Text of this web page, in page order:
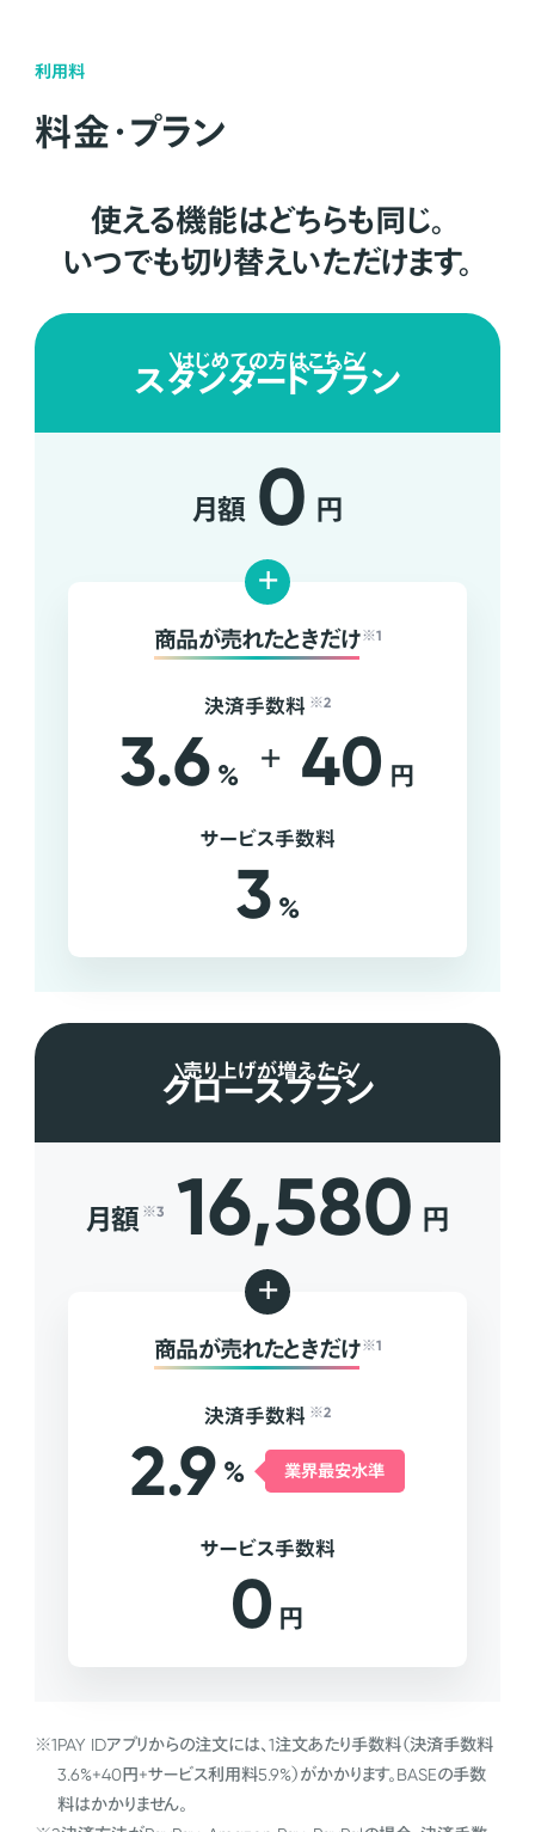
利用料
料金・プラン
使える機能はどちらも同じ。
いつでも切り替えいただけます。
はじめての方はこちら
スタンダードプラン
月額 0 円
+
商品が売れたときだけ ※1
決済手数料 ※2
3.6 % + 40 円
サービス手数料
3 %
売り上げが増えたら
グロースプラン
月額 ※3 16,580 円
+
商品が売れたときだけ ※1
決済手数料 ※2
2.9 % 業界最安水準
サービス手数料
0 円
※1PAY IDアプリからの注文には、1注文あたり手数料（決済手数料
3.6%+40円+サービス利用料5.9%）がかかります。BASEの手数
料はかかりません。